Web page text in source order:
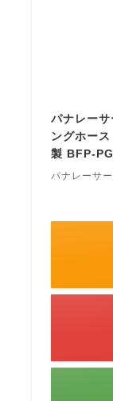
パナレー
ングホー
製 BFP-
パナレーサ